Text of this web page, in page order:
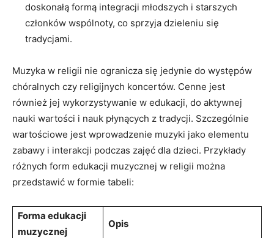
doskonałą formą integracji młodszych i starszych
członków wspólnoty, co sprzyja dzieleniu się
tradycjami.
Muzyka w religii nie ogranicza się jedynie do występów
chóralnych czy religijnych koncertów. Cenne jest
również jej wykorzystywanie w edukacji, do aktywnej
nauki wartości i nauk płynących z tradycji. Szczególnie
wartościowe jest wprowadzenie muzyki jako elementu
zabawy i interakcji podczas zajęć dla dzieci. Przykłady
różnych form edukacji muzycznej w religii można
przedstawić w formie tabeli:
Forma edukacji
muzycznej
Opis